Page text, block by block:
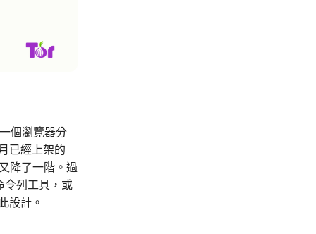
個瀏覽器分
已經上架的
降了一階。過
令列工具，或
設計。